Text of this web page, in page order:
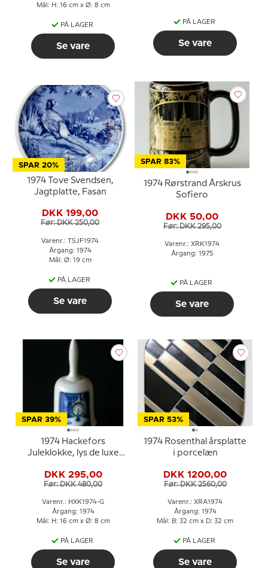
Mål: H: 16 cm x Ø: 8 cm
PÅ LAGER
Se vare
PÅ LAGER
Se vare
SPAR 20%
1974 Tove Svendsen,
Jagtplatte, Fasan
DKK 199,00
Før: DKK 250,00
Varenr.: TSJF1974
Årgang: 1974
Mål: Ø: 19 cm
PÅ LAGER
Se vare
SPAR 83%
1974 Rørstrand Årskrus
Sofiero
DKK 50,00
Før: DKK 295,00
Varenr.: XRK1974
Årgang: 1975
PÅ LAGER
Se vare
SPAR 39%
1974 Hackefors
Juleklokke, lys de luxe
DKK 295,00
Før: DKK 480,00
Varenr.: HXK1974-G
Årgang: 1974
Mål: H: 16 cm x Ø: 8 cm
PÅ LAGER
Se vare
SPAR 53%
1974 Rosenthal årsplatte
i porcelæn
DKK 1200,00
Før: DKK 2560,00
Varenr.: XRA1974
Årgang: 1974
Mål: B: 32 cm x D: 32 cm
PÅ LAGER
Se vare